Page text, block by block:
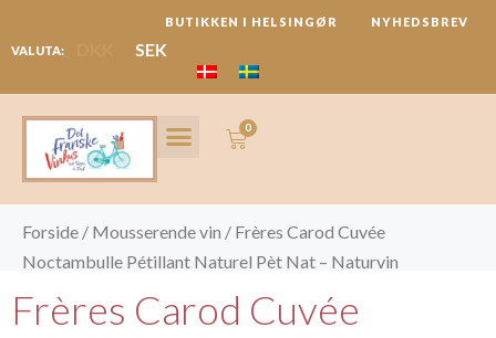
til
BUTIKKEN I HELSINGØR
NYHEDSBREV
VALUTA:
SEK
0
Kurv
Forside / Mousserende vin / Frères Carod Cuvée
Noctambulle Pétillant Naturel Pèt Nat – Naturvin
Frères Carod Cuvée